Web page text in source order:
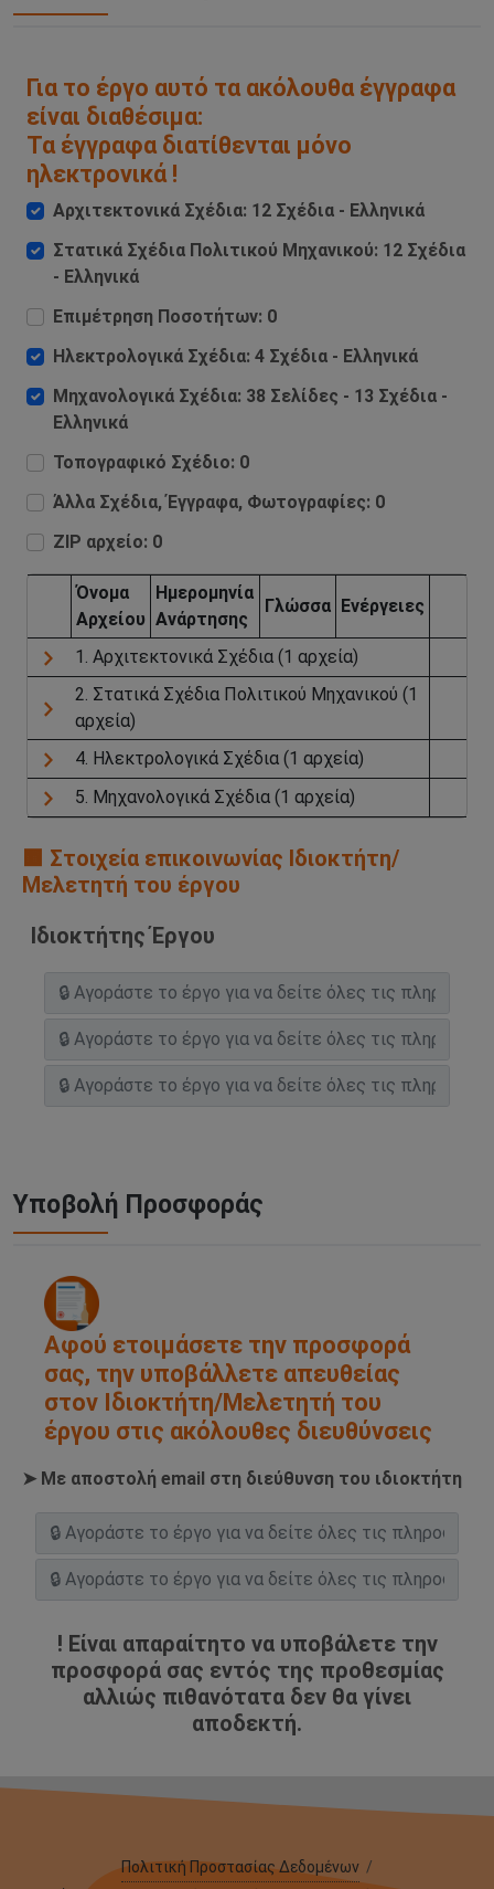
Για το έργο αυτό τα ακόλουθα έγγραφα
είναι διαθέσιμα:
Τα έγγραφα διατίθενται μόνο
ηλεκτρονικά !
Αρχιτεκτονικά Σχέδια: 12 Σχέδια - Ελληνικά
Στατικά Σχέδια Πολιτικού Μηχανικού: 12 Σχέδια
- Ελληνικά
Επιμέτρηση Ποσοτήτων: 0
Ηλεκτρολογικά Σχέδια: 4 Σχέδια - Ελληνικά
Μηχανολογικά Σχέδια: 38 Σελίδες - 13 Σχέδια -
Ελληνικά
Τοπογραφικό Σχέδιο: 0
Άλλα Σχέδια, Έγγραφα, Φωτογραφίες: 0
ZIP αρχείο: 0
Όνομα
Aρχείου
Ημερομηνία
Aνάρτησης
Γλώσσα Ενέργειες
1. Αρχιτεκτονικά Σχέδια (1 αρχεία)
2. Στατικά Σχέδια Πολιτικού Μηχανικού (1
αρχεία)
4. Ηλεκτρολογικά Σχέδια (1 αρχεία)
5. Μηχανολογικά Σχέδια (1 αρχεία)
🟧 Στοιχεία επικοινωνίας Ιδιοκτήτη/
Μελετητή του έργου
Ιδιοκτήτης Έργου
Υποβολή Προσφοράς
Αφού ετοιμάσετε την προσφορά
σας, την υποβάλλετε απευθείας
στον Ιδιοκτήτη/Μελετητή του
έργου στις ακόλουθες διευθύνσεις
➤ Με αποστολή email στη διεύθυνση του ιδιοκτήτη
! Είναι απαραίτητο να υποβάλετε την
προσφορά σας εντός της προθεσμίας
αλλιώς πιθανότατα δεν θα γίνει
αποδεκτή.
Πολιτική Προστασίας Δεδομένων /